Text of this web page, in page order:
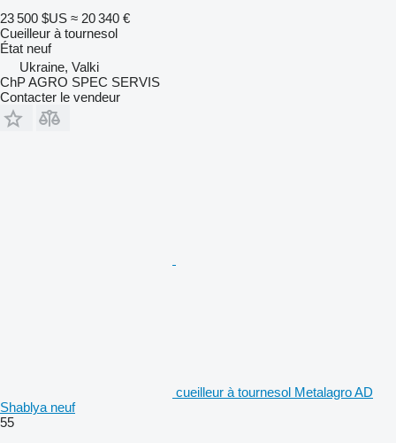
23 500 $US ≈ 20 340 €
Cueilleur à tournesol
État neuf
Ukraine, Valki
ChP AGRO SPEC SERVIS
Contacter le vendeur
cueilleur à tournesol Metalagro AD
Shablya neuf
55